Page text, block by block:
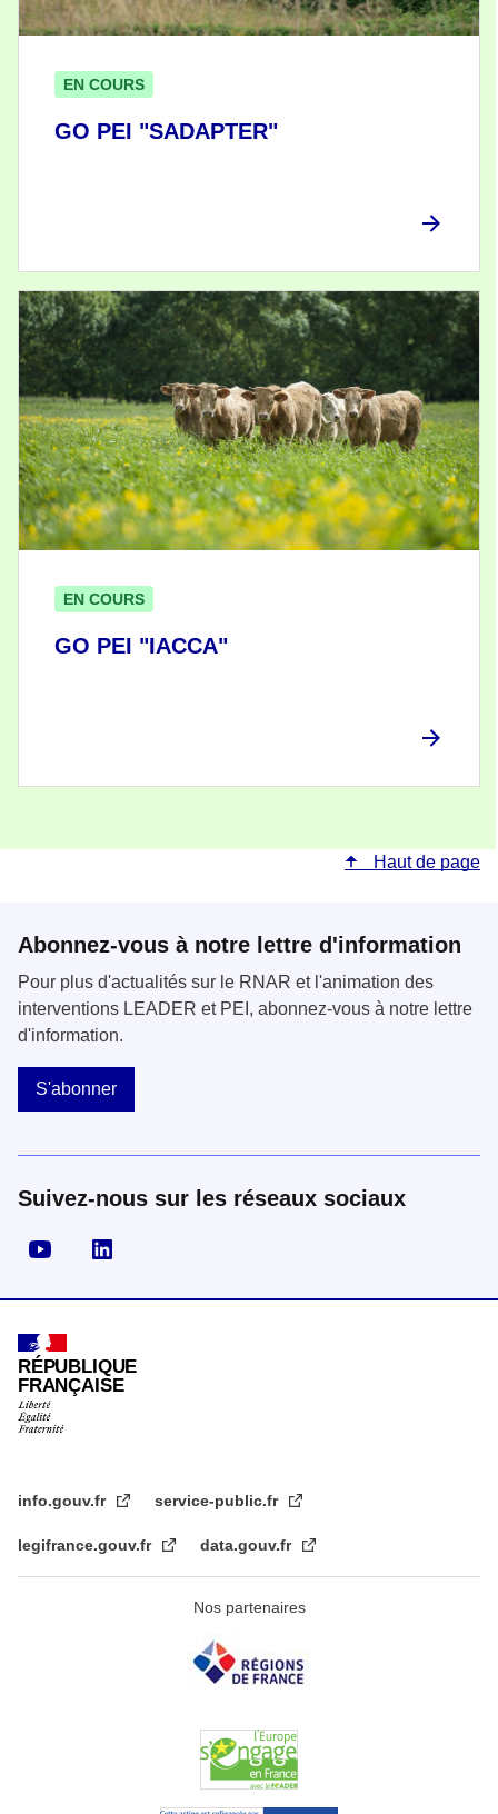
GO PEI "SADAPTER"
EN COURS
GO PEI "IACCA"
EN COURS
Haut de page
Abonnez-vous à notre lettre d'information
Pour plus d'actualités sur le RNAR et l'animation des
interventions LEADER et PEI, abonnez-vous à notre lettre
d'information.
S'abonner
Suivez-nous sur les réseaux sociaux
Visiter la page YouTube
RÉPUBLIQUE
FRANÇAISE
info.gouv.fr service-public.fr
legifrance.gouv.fr data.gouv.fr
Nos partenaires